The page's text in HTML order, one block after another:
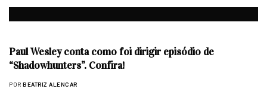
Paul Wesley conta como foi dirigir episódio de
“Shadowhunters”. Confira!
POR BEATRIZ ALENCAR